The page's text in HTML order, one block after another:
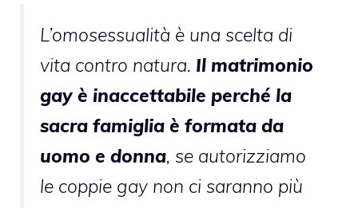
L’omosessualità è una scelta di
vita contro natura. Il matrimonio
gay è inaccettabile perché la
sacra famiglia è formata da
uomo e donna, se autorizziamo
le coppie gay non ci saranno più